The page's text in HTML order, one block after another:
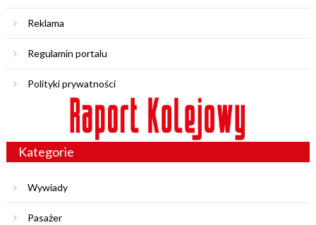
Reklama
Regulamin portalu
Polityki prywatności
Kategorie
Wywiady
Pasażer